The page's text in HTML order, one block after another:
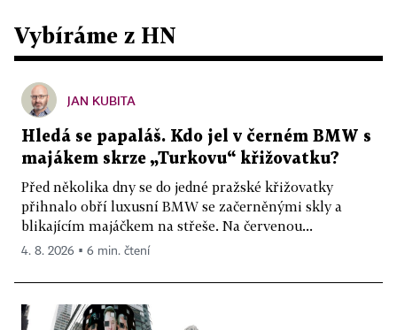
Vybíráme z HN
JAN KUBITA
Hledá se papaláš. Kdo jel v černém BMW s
majákem skrze „Turkovu“ křižovatku?
Před několika dny se do jedné pražské křižovatky
přihnalo obří luxusní BMW se začerněnými skly a
blikajícím majáčkem na střeše. Na červenou...
4. 8. 2026 ▪ 6 min. čtení